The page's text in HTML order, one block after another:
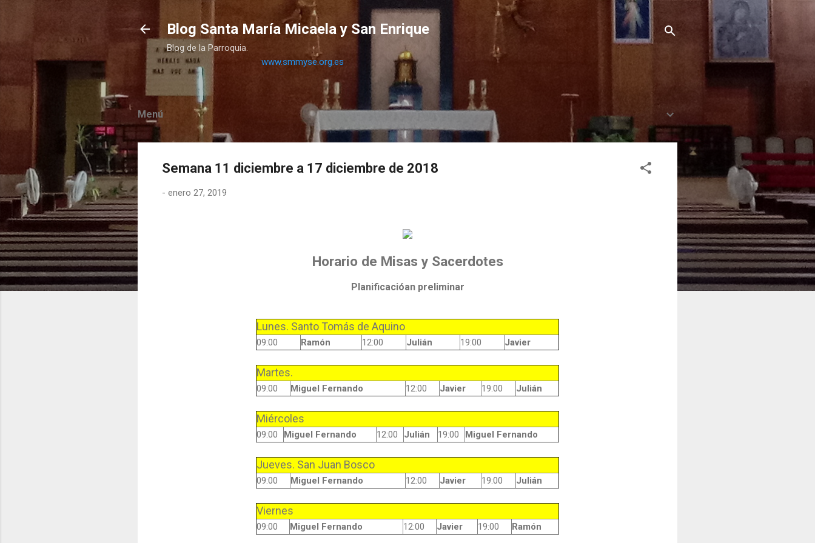
Ir al contenido principal
Blog Santa María Micaela y San Enrique
Blog de la Parroquia.
www.smmyse.org.es
Menú
Semana 11 diciembre a 17 diciembre de 2018
- enero 27, 2019
Horario de Misas y Sacerdotes
Planificacióan preliminar
Lunes. Santo Tomás de Aquino
09:00 Ramón 12:00 Julián 19:00 Javier
Martes.
09:00 Miguel Fernando 12:00 Javier 19:00 Julián
Miércoles
09:00 Miguel Fernando 12:00 Julián 19:00 Miguel Fernando
Jueves. San Juan Bosco
09:00 Miguel Fernando 12:00 Javier 19:00 Julián
Viernes
09:00 Miguel Fernando 12:00 Javier 19:00 Ramón